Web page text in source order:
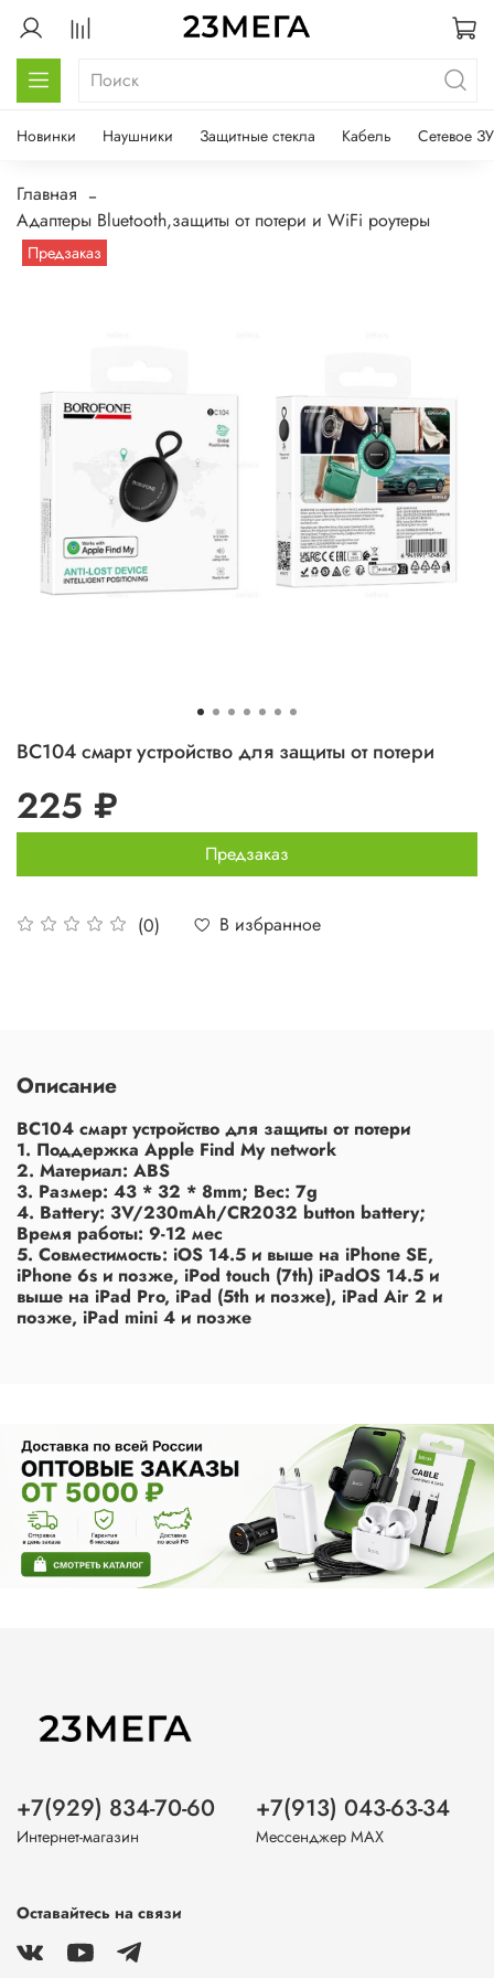
Новинки Наушники Защитные стекла Кабель Сетевое ЗУ
Главная
Адаптеры Bluetooth,защиты от потери и WiFi роутеры
Предзаказ
BC104 смарт устройство для защиты от потери
(0) В избранное
225 ₽
Предзаказ
Описание
BC104 смарт устройство для защиты от потери
1. Поддержка Apple Find My network
2. Материал: ABS
3. Размер: 43 * 32 * 8mm; Вес: 7g
4. Battery: 3V/230mAh/CR2032 button battery;
Время работы: 9-12 мес
5. Совместимость: iOS 14.5 и выше на iPhone SE,
iPhone 6s и позже, iPod touch (7th) iPadOS 14.5 и
выше на iPad Pro, iPad (5th и позже), iPad Air 2 и
позже, iPad mini 4 и позже
+7(929) 834-70-60
Интернет-магазин
+7(913) 043-63-34
Мессенджер MAX
Оставайтесь на связи